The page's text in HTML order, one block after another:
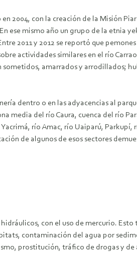
2004, con la creación de la Misión
mismo año un grupo de la etnia
2011 y 2012 se reportó que
actividades similares en el río
amarrados y arrodillados;
dentro o en las adyacencias al
media del río Caura, cuenca del río
río Amac, río Uaiparú,
de algunos de esos sectores
con el uso de mercurio. Esto
contaminación del agua por
prostitución, tráfico de drogas y de